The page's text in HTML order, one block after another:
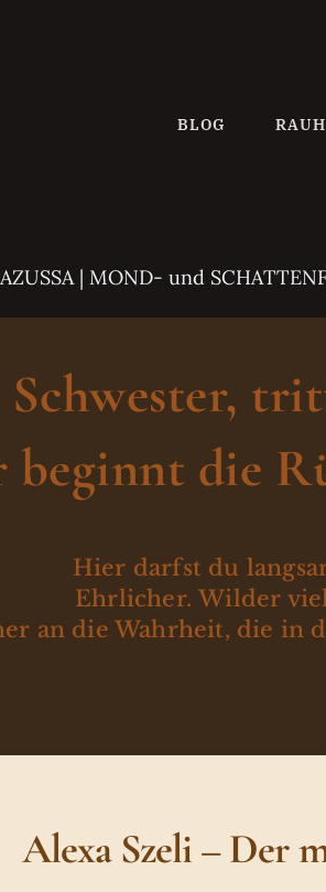
BLOG
| MOND- und
die
Hier darfst du
Ehrlicher. Wilder
an die Wahrheit, die in
Alexa Szeli – Der